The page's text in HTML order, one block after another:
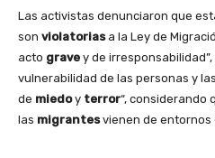
Las activistas denunciaron que
son violatoriasa la Ley de
acto grave y de
vulnerabilidad de las personas y
de miedoy terror“, considerando
las migrantesvienen de entornos